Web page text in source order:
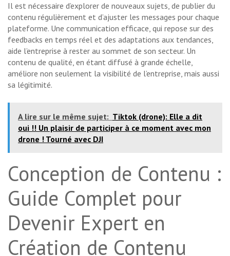
Il est nécessaire d’explorer de nouveaux sujets, de publier du
contenu régulièrement et d’ajuster les messages pour chaque
plateforme. Une communication efficace, qui repose sur des
feedbacks en temps réel et des adaptations aux tendances,
aide l’entreprise à rester au sommet de son secteur. Un
contenu de qualité, en étant diffusé à grande échelle,
améliore non seulement la visibilité de l’entreprise, mais aussi
sa légitimité.
A lire sur le même sujet: Tiktok (drone): Elle a dit
oui !! Un plaisir de participer à ce moment avec mon
drone ! Tourné avec DJI
Conception de Contenu :
Guide Complet pour
Devenir Expert en
Création de Contenu